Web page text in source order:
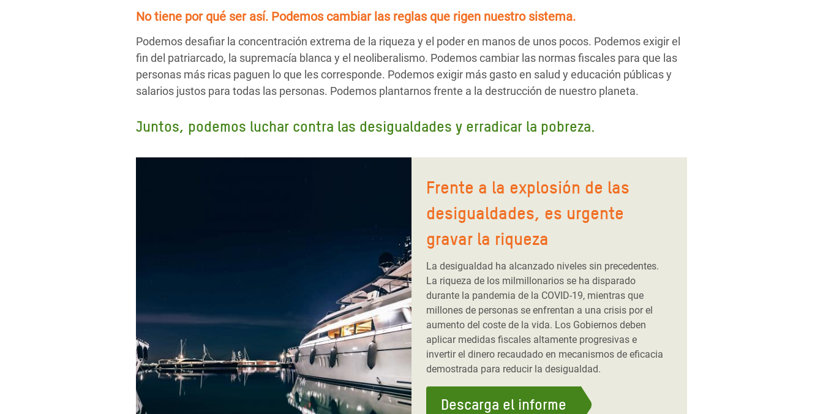
No tiene por qué ser así. Podemos cambiar las reglasque rigen nuestro sistema.
Podemos desafiar la concentración extrema de la riqueza y el poder en manos de unos pocos. Podemos exigir el
fin del patriarcado, la supremacía blanca y el neoliberalismo. Podemos cambiar las normas fiscales para que las
personas más ricas paguen lo que les corresponde. Podemos exigir más gasto en salud y educación públicas y
salarios justos para todas las personas. Podemos plantarnos frente a la destrucción de nuestro planeta.
Juntos, podemos luchar contra las desigualdades y erradicar la pobreza.
Frente a la explosión de las
desigualdades, es urgente
gravar la riqueza
La desigualdad ha alcanzado niveles sin precedentes.
La riqueza de los milmillonarios se ha disparado
durante la pandemia de la COVID-19, mientras que
millones de personas se enfrentan a una crisis por el
aumento del coste de la vida. Los Gobiernos deben
aplicar medidas fiscales altamente progresivas e
invertir el dinero recaudado en mecanismos de eficacia
demostrada para reducir la desigualdad.
Descarga el informe